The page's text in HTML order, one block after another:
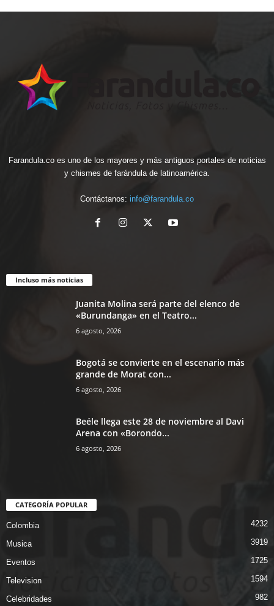
Farandula.co es uno de los mayores y más antiguos portales de noticias
y chismes de farándula de latinoamérica.
Contáctanos: info@farandula.co
Incluso más noticias
Juanita Molina será parte del elenco de
«Burundanga» en el Teatro...
6 agosto, 2026
Bogotá se convierte en el escenario más
grande de Morat con...
6 agosto, 2026
Beéle llega este 28 de noviembre al Davi
Arena con «Borondo...
6 agosto, 2026
CATEGORÍA POPULAR
Colombia 4232
Musica 3919
Eventos 1725
Television 1594
Celebridades 982